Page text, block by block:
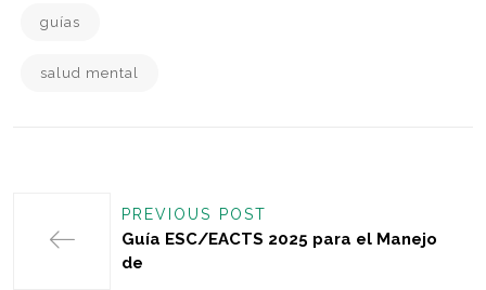
guías
salud mental
PREVIOUS POST
Guía ESC/EACTS 2025 para el Manejo
de